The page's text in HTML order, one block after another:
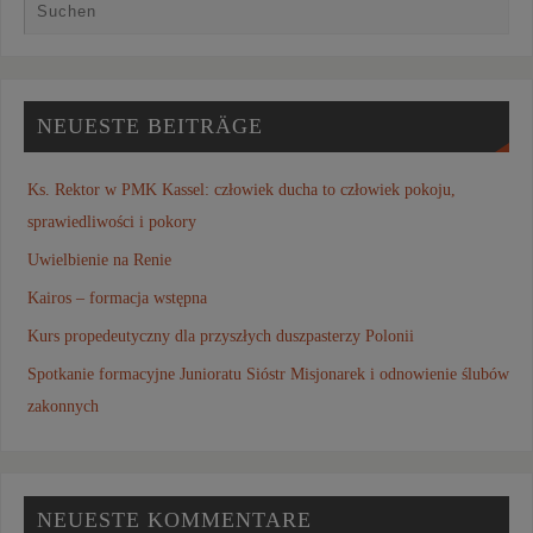
NEUESTE BEITRÄGE
Ks. Rektor w PMK Kassel: człowiek ducha to człowiek pokoju,
sprawiedliwości i pokory
Uwielbienie na Renie
Kairos – formacja wstępna
Kurs propedeutyczny dla przyszłych duszpasterzy Polonii
Spotkanie formacyjne Junioratu Sióstr Misjonarek i odnowienie ślubów
zakonnych
NEUESTE KOMMENTARE